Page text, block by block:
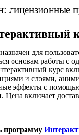
для
основам работы с
курс
и слоями,
эффекты с
Цена включает
программу